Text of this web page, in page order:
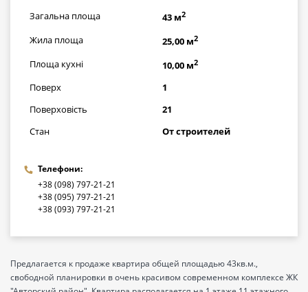
Загальна площа
43 м2
Жила площа 25,00 м2
Площа кухні 10,00 м2
Поверх
1
Поверховість
21
Стан
От строителей
Телефони:
+38 (098) 797-21-21
+38 (095) 797-21-21
+38 (093) 797-21-21
Предлагается к продаже квартира общей площадью 43кв.м.,
свободной планировки в очень красивом современном комплексе ЖК